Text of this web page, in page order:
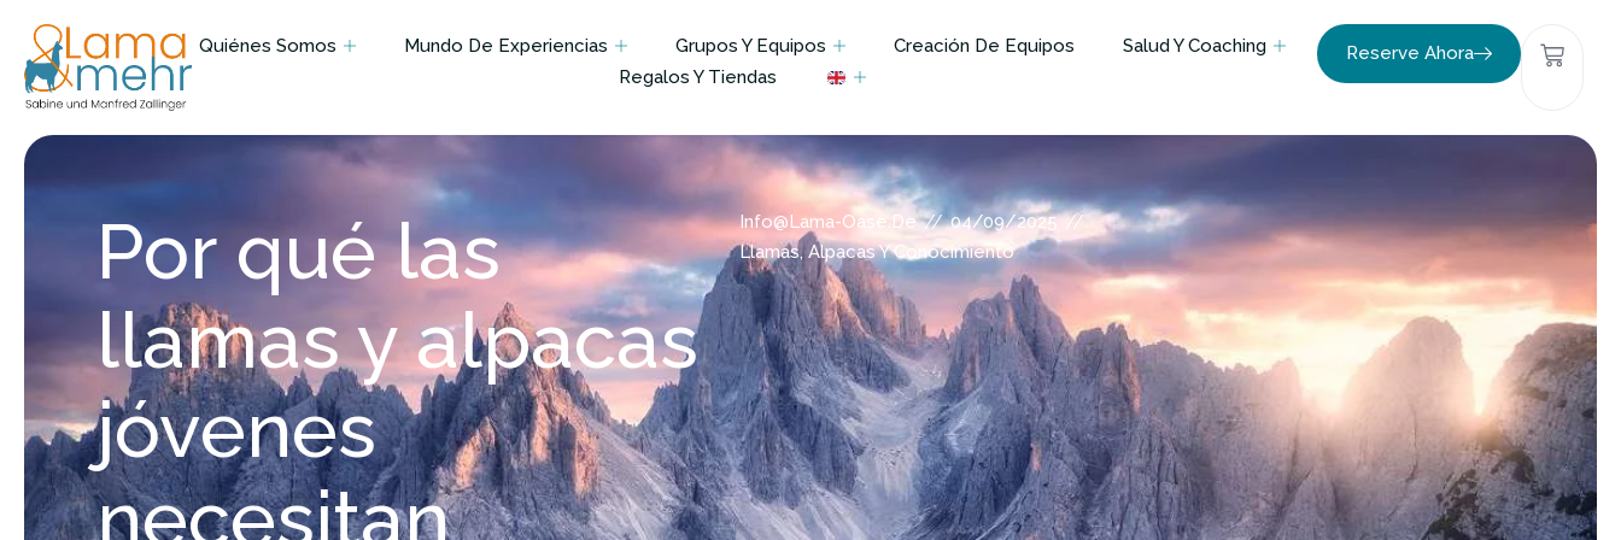
Quiénes Somos Mundo De Experiencias Grupos Y Equipos Creación De Equipos
Salud Y Coaching
Regalos Y Tiendas
Reserve Ahora
Por qué las
llamas y alpacas
jóvenes
necesitan
Info@lama-Oase.de // 04/09/2025 //
Llamas, Alpacas Y Conocimiento